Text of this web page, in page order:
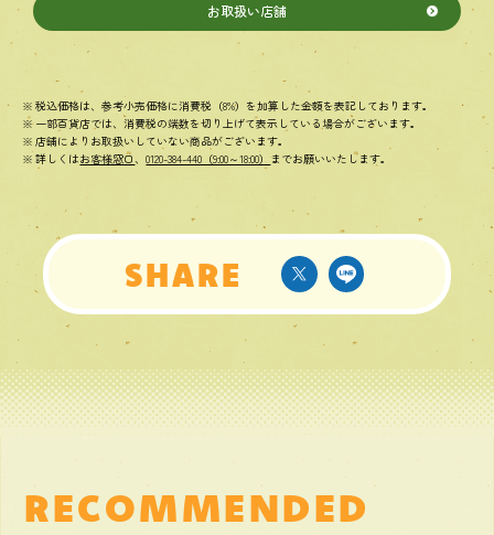
お取扱い店舗
税込価格は、参考小売価格に消費税（8%）を加算した金額を表記しております。
一部百貨店では、消費税の端数を切り上げて表示している場合がございます。
店舗によりお取扱いしていない商品がございます。
詳しくはお客様窓口 、0120-384-440（9:00～18:00）までお願いいたします。
SHARE
RECOMMENDED